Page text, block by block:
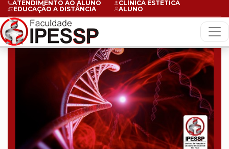
ATENDIMENTO AO ALUNO
CLÍNICA ESTÉTICA
EDUCAÇÃO A DISTÂNCIA
ALUNO